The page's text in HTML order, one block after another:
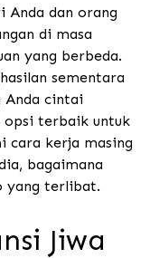
Anda dan orang
di masa
yang berbeda.
sementara
Anda cintai
opsi terbaik untuk
cara kerja masing
bagaimana
yang terlibat.
Jiwa